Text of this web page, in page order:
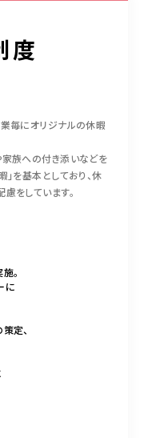
度
毎にオリジナルの休暇
族への付き添いなどを
を基本としており、休
をしています。
。
に
定、
5950
日祝除く）
こちら